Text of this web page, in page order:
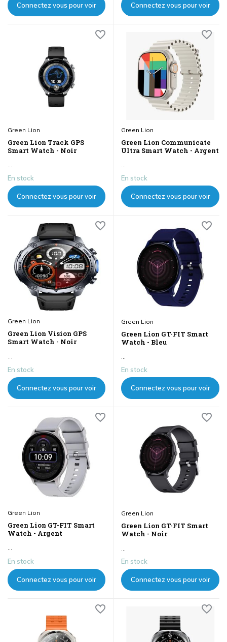
Connectez vous pour voir Connectez vous pour voir
Green Lion
Green Lion Track GPS
Smart Watch - Noir
En stock
Connectez vous pour voir
Green Lion
Green Lion Communicate
Ultra Smart Watch - Argent
...
En stock
Connectez vous pour voir
Green Lion
Green Lion Vision GPS
Smart Watch - Noir
...
En stock
Connectez vous pour voir
Green Lion
Green Lion GT-FIT Smart
Watch - Bleu
...
En stock
Connectez vous pour voir
Green Lion
Green Lion GT-FIT Smart
Watch - Argent
En stock
Connectez vous pour voir
Green Lion
Green Lion GT-FIT Smart
Watch - Noir
En stock
Connectez vous pour voir